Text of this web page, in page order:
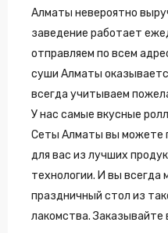
Алматы невероятно
заведение работает
отправляем по всем
суши Алматы
всегда учитываем
У нас самые вкусные
Сеты Алматы вы можете
для вас из лучших
технологии. И вы всегда
праздничный стол из
лакомства.